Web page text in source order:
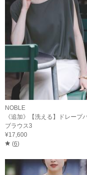
NOBLE
《追加》【洗える】ドレープ
ブラウス3
¥17,600
(6)